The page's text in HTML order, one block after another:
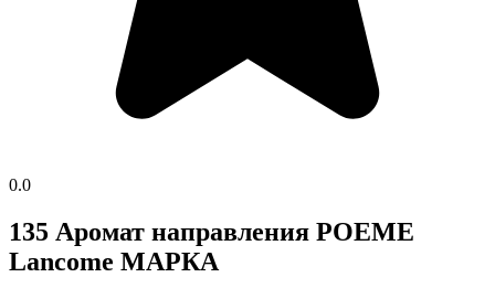
0.0
135 Аромат направления POEME
Lancome МАРКА